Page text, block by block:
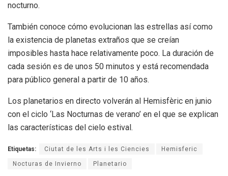
nocturno.
También conoce cómo evolucionan las estrellas así como
la existencia de planetas extraños que se creían
imposibles hasta hace relativamente poco. La duración de
cada sesión es de unos 50 minutos y está recomendada
para público general a partir de 10 años.
Los planetarios en directo volverán al Hemisfèric en junio
con el ciclo ‘Las Nocturnas de verano’ en el que se explican
las características del cielo estival.
Etiquetas: Ciutat de les Arts i les Ciencies Hemisferic
Nocturas de Invierno Planetario